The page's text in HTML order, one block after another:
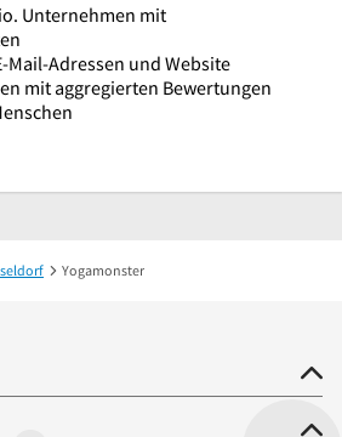
Unternehmen mit
Mail-Adressen und Website
mit aggregierten Bewertungen
Yogamonster